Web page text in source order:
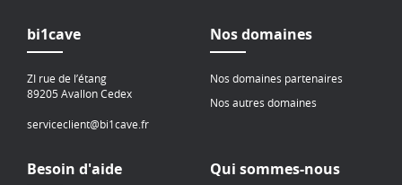
bi1cave
ZI rue de l’étang
89205 Avallon Cedex
serviceclient@bi1cave.fr
Nos domaines
Nos domaines partenaires
Nos autres domaines
Besoin d'aide Qui sommes-nous